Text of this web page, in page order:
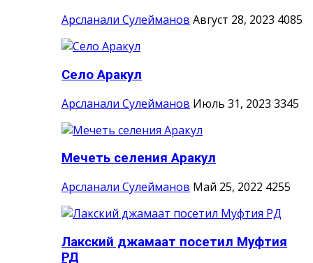
Арсланали Сулейманов Август 28, 2023 4085
Село Аракул
Арсланали Сулейманов Июль 31, 2023 3345
Мечеть селения Аракул
Арсланали Сулейманов Май 25, 2022 4255
Лакский джамаат посетил Муфтия
РД